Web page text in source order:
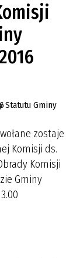
zostaje
Komisji ds.
Komisji
Gminy